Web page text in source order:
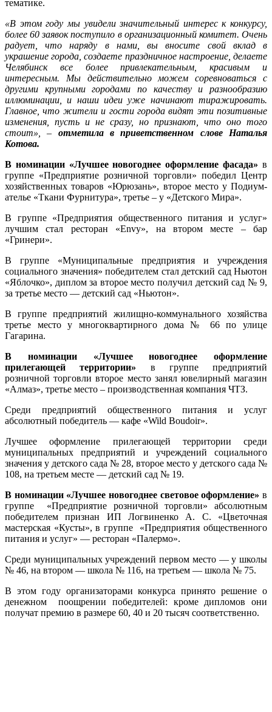
тематике.
«В этом году мы увидели значительный интерес к конкурсу,
более 60 заявок поступило в организационный комитет. Очень
радует, что наряду в нами, вы вносите свой вклад в
украшение города, создаете праздничное настроение, делаете
Челябинск все более привлекательным, красивым и
интересным. Мы действительно можем соревноваться с
другими крупными городами по качеству и разнообразию
иллюминации, и наши идеи уже начинают тиражировать.
Главное, что жители и гости города видят эти позитивные
изменения, пусть и не сразу, но признают, что оно того
стоит», – отметила в приветственном слове Наталья
Котова.
В номинации «Лучшее новогоднее оформление фасада» в
группе «Предприятие розничной торговли» победил Центр
хозяйственных товаров «Юрюзань», второе место у Подиум-
ателье «Ткани Фурнитура», третье – у «Детского Мира».
В группе «Предприятия общественного питания и услуг»
лучшим стал ресторан «Envy», на втором месте – бар
«Гринери».
В группе «Муниципальные предприятия и учреждения
социального значения» победителем стал детский сад Ньютон
«Яблочко», диплом за второе место получил детский сад № 9,
за третье место — детский сад «Ньютон».
В группе предприятий жилищно-коммунального хозяйства
третье место у многоквартирного дома № 66 по улице
Гагарина.
В номинации «Лучшее новогоднее оформление
прилегающей территории» в группе предприятий
розничной торговли второе место занял ювелирный магазин
«Алмаз», третье место – производственная компания ЧТЗ.
Среди предприятий общественного питания и услуг
абсолютный победитель — кафе «Wild Boudoir».
Лучшее оформление прилегающей территории среди
муниципальных предприятий и учреждений социального
значения у детского сада № 28, второе место у детского сада №
108, на третьем месте — детский сад № 19.
В номинации «Лучшее новогоднее световое оформление» в
группе «Предприятие розничной торговли» абсолютным
победителем признан ИП Логвиненко А. С. «Цветочная
мастерская «Кусты», в группе «Предприятия общественного
питания и услуг» — ресторан «Палермо».
Среди муниципальных учреждений первом место — у школы
№ 46, на втором — школа № 116, на третьем — школа № 75.
В этом году организаторами конкурса принято решение о
денежном поощрении победителей: кроме дипломов они
получат премию в размере 60, 40 и 20 тысяч соответственно.